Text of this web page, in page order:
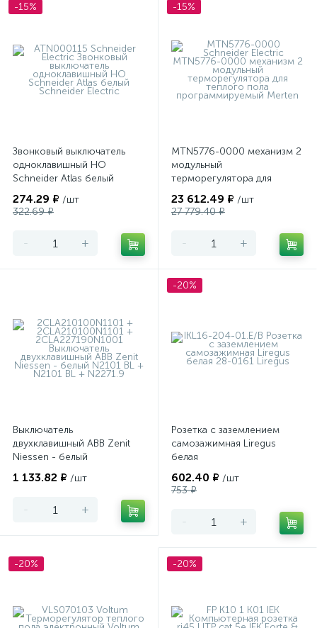
-15%
Звонковый выключатель
одноклавишный НО
Schneider Atlas белый
274.29 ₽ /шт
322.69 ₽
- +
-15%
MTN5776-0000 механизм 2
модульный
терморегулятора для
программируемый Merten
23 612.49 ₽ /шт
27 779.40 ₽
- +
Выключатель
двухклавишный ABB Zenit
Niessen - белый
1 133.82 ₽ /шт
- +
-20%
Розетка с заземлением
самозажимная Liregus
белая
602.40 ₽ /шт
753 ₽
- +
-20% -20%